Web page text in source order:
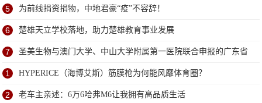
5 为前线捐资捐物，中地君豪“疫”不容辞！
6 楚雄天立学校落地，助力楚雄教育事业发展
7 圣美生物与澳门大学、中山大学附属第一医院联合申报的广东省
粤澳科技合作项目获批立项
1 HYPERICE（海博艾斯）筋膜枪为何能风靡体育圈？
2 老车主亲述：6万6哈弗M6让我拥有高品质生活